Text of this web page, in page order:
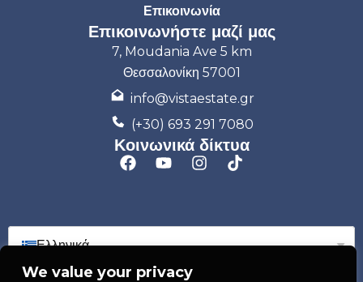
We value your privacy
Επικοινωνία
Επικοινωνήστε μαζί μας
7, Moudania Ave 5 km
Θεσσαλονίκη 57001
info@vistaestate.gr
(+30) 693 291 7080
Κοινωνικά δίκτυα
Ελληνικά